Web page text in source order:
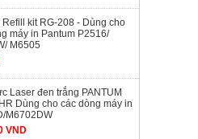
Refill kit RG-208 - Dùng cho
máy in Pantum P2516/
M6505
Laser đen trắng PANTUM
Dùng cho các dòng máy in
M6702DW
VND